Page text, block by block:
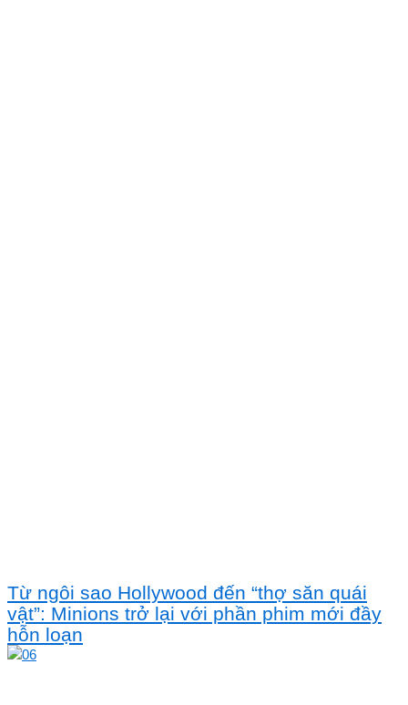
Từ ngôi sao Hollywood đến “thợ săn quái
vật”: Minions trở lại với phần phim mới đầy
hỗn loạn